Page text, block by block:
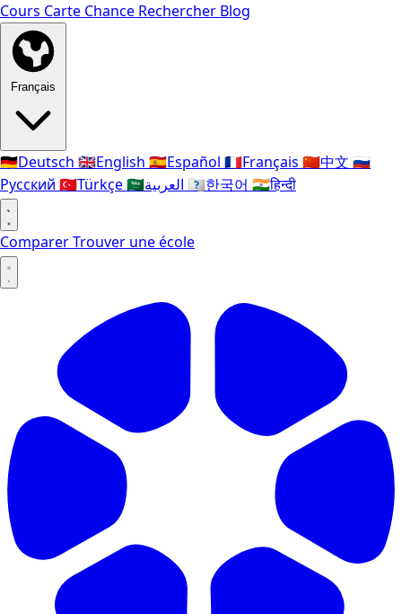
Cours Carte Chance Rechercher Blog
Français
🇩🇪Deutsch 🇬🇧English 🇪🇸Español 🇫🇷Français 🇨🇳中文 🇷🇺
Русский 🇹🇷Türkçe🇸🇦 🇰🇷한국어 🇮🇳हिन्दी
ComparerTrouver une école